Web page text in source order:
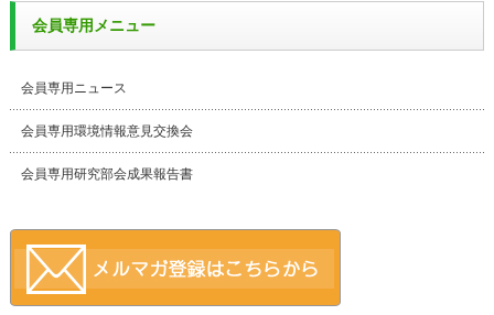
会員専用メニュー
会員専用ニュース
会員専用環境情報意見交換会
会員専用研究部会成果報告書